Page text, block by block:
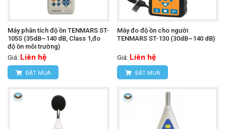
Máy phân tích độ ồn TENMARS ST-
105S (35dB~140 dB, Class 1,đo
độ ồn môi trường)
Giá: Liên hệ
ĐẶT MUA
Máy đo độ ồn cho người
TENMARS ST-130 (30dB~140 dB)
Giá: Liên hệ
ĐẶT MUA